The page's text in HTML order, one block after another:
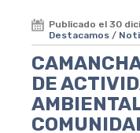
Publicado el 30
Destacamos /
DE